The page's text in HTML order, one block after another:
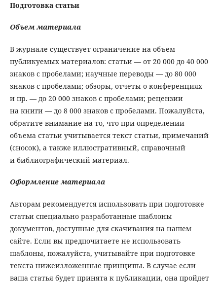
Подготовка статьи
Объем материала
В журнале существует ограничение на объем
публикуемых материалов: статьи — от 20 000 до 40 000
знаков с пробелами; научные переводы — до 80 000
знаков с пробелами; обзоры, отчеты о конференциях
и пр. — до 20 000 знаков с пробелами; рецензии
на книги — до 8 000 знаков с пробелами. Пожалуйста,
обратите внимание на то, что при определении
объема статьи учитывается текст статьи, примечаний
(сносок), а также иллюстративный, справочный
и библиографический материал.
Оформление материала
Авторам рекомендуется использовать при подготовке
статьи специально разработанные шаблоны
документов, доступные для скачивания на нашем
сайте. Если вы предпочитаете не использовать
шаблоны, пожалуйста, учитывайте при подготовке
текста нижеизложенные принципы. В случае если
ваша статья будет принята к публикации, она пройдет